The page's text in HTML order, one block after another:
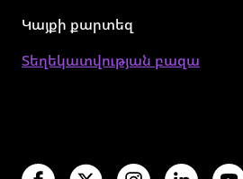
Կայքի քարտեզ
Տեղեկատվության բազա